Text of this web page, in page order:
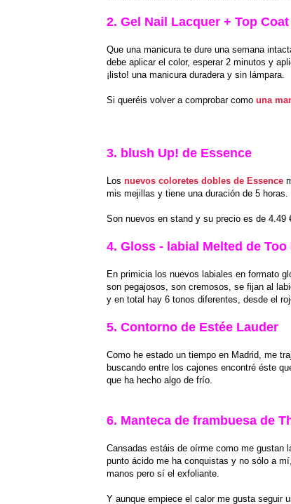
2. Gel Nail Lacquer + Top
Que una manicura te dure una semana
debe aplicar el color, esperar 2 minutos y
¡listo! una manicura duradera y sin lámpara.
Si queréis volver a comprobar como una
3. blush Up! de Essence
Los nuevos coloretes dobles de Essence
mis mejillas y tiene una duración de 5 horas.
Son nuevos en stand y su precio es de 4.49
4. Gloss - labial Melted de Too
En primicia los nuevos labiales en formato
son pegajosos, son cremosos, se fijan al
y en total hay 6 tonos diferentes, desde el
5. Contorno de Estée Lauder
Como he estado un tiempo en Madrid, me
buscando entre los cajones encontré éste
que ha hecho algo de frío.
6. Manteca de frambuesa de
Cansadas estáis de oírme como me gustan
punto ácido me ha conquistas y no sólo a
manos pero sí el exfoliante.
Y aunque empiece el calor me gusta seguir